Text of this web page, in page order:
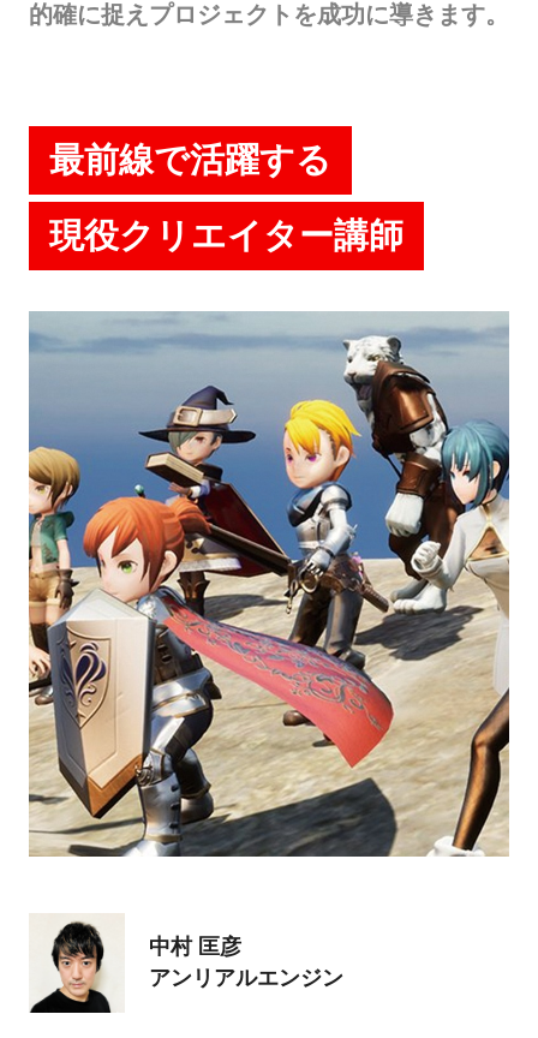
的確に捉えプロジェクトを成功に導きます。
最前線で活躍する
現役クリエイター講師
中村 匡彦
アンリアルエンジン